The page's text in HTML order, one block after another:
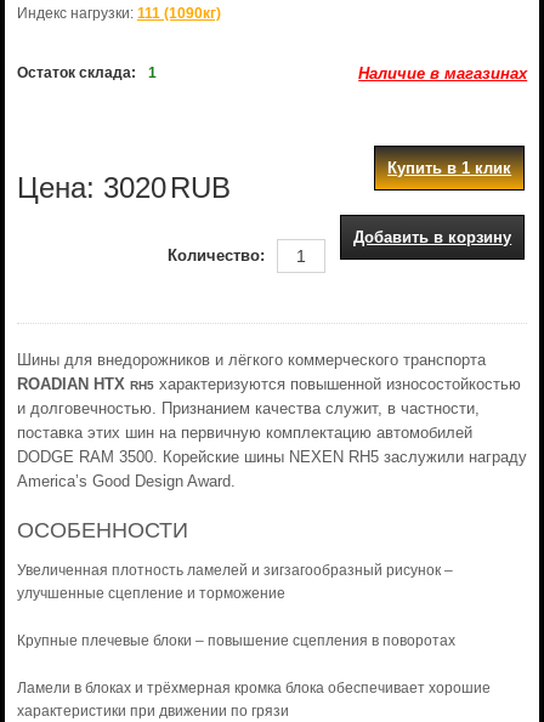
Индекс нагрузки: 111 (1090кг)
Остаток склада: 1 Наличие в магазинах
Цена: 3020RUB
Купить в 1 клик
Добавить в корзину
Количество:
Шины для внедорожников и лёгкого коммерческого транспорта
ROADIAN HTX RH5характеризуются повышенной износостойкостью
и долговечностью. Признанием качества служит, в частности,
поставка этих шин на первичную комплектацию автомобилей
DODGE RAM 3500. Корейские шины NEXEN RH5 заслужили награду
America’s Good Design Award.
ОСОБЕННОСТИ
Увеличенная плотность ламелей и зигзагообразный рисунок –
улучшенные сцепление и торможение
Крупные плечевые блоки – повышение сцепления в поворотах
Ламели в блоках и трёхмерная кромка блока обеспечивает хорошие
характеристики при движении по грязи